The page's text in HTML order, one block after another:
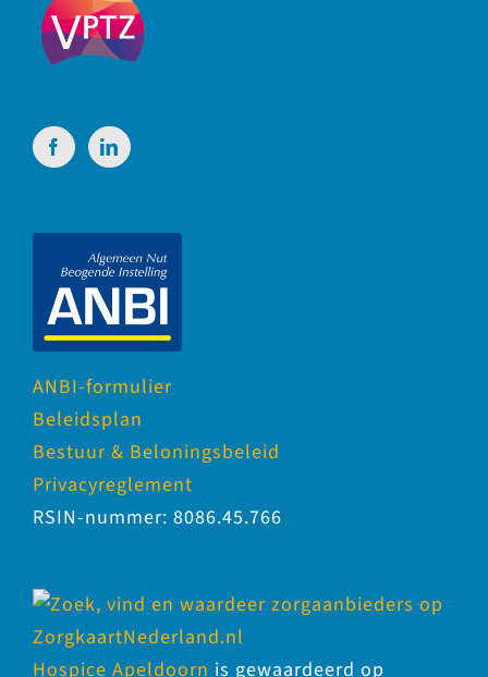
ANBI-formulier
Beleidsplan
Bestuur & Beloningsbeleid
Privacyreglement
RSIN-nummer: 8086.45.766
Hospice Apeldoorn is gewaardeerd op